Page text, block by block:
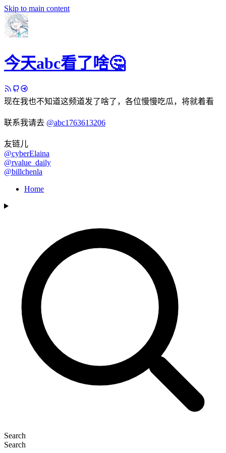
Skip to main content
今天abc看了啥🤔
现在我也不知道这频道发了啥了，各位慢慢吃瓜，将就着看
联系我请去 @abc1763613206
友链儿
@cyberElaina
@rvalue_daily
@billchenla
Home
Search
Search